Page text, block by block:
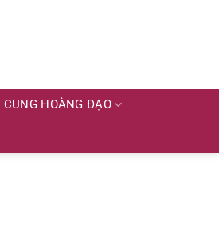
CUNG HOÀNG ĐẠO